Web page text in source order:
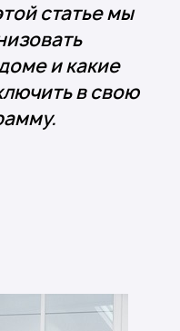
статье мы
и какие
в свою